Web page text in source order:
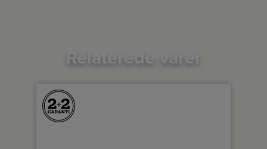
Relaterede varer